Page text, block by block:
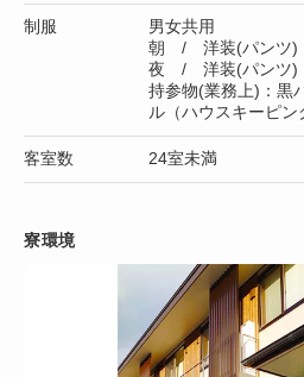
制服
男女共用
朝 / 洋装(パンツ)
夜 / 洋装(パンツ)
持参物(業務上)：黒
ル（ハウスキーピン
客室数 24室未満
寮環境